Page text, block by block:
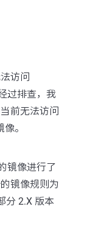
访问
过排查，我
前无法访问
。
镜像进行了
镜像规则为
分 2.X 版本